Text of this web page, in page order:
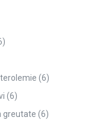
(6)
(6)
greutate (6)